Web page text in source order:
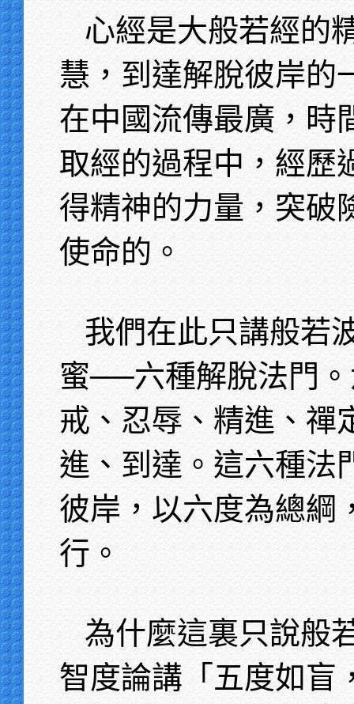
心經是大般若經的
慧，到達解脫彼岸的
在中國流傳最廣，時
取經的過程中，經歷
得精神的力量，突破
使命的。
我們在此只講般若
蜜──六種解脫法門
戒、忍辱、精進、禪
進、到達。這六種法
彼岸，以六度為總綱
行。
為什麼這裏只說般
智度論講「五度如盲